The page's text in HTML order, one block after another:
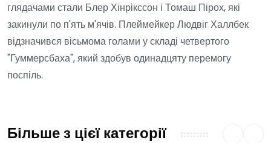
глядачами стали Блер Хінрікссон і Томаш Пірох, які
закинули по п'ять м'ячів. Плеймейкер Людвіг Халлбек
відзначився вісьмома голами у складі четвертого
"Гуммерсбаха", який здобув одинадцяту перемогу
поспіль.
Більше з цієї категорії